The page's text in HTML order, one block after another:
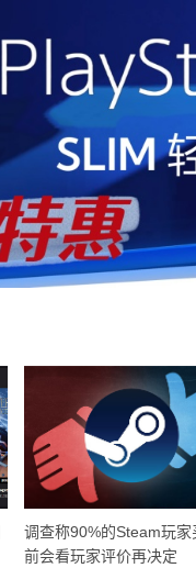
调查称90%的Steam玩家
前会看玩家评价再决定